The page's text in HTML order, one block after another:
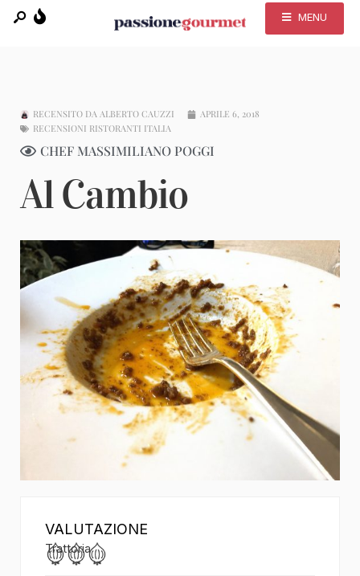
MENU
RECENSITO DA ALBERTO CAUZZI
APRILE 6, 2018
RECENSIONI RISTORANTI ITALIA
CHEF MASSIMILIANO POGGI
Al Cambio
VALUTAZIONE
Trattoria